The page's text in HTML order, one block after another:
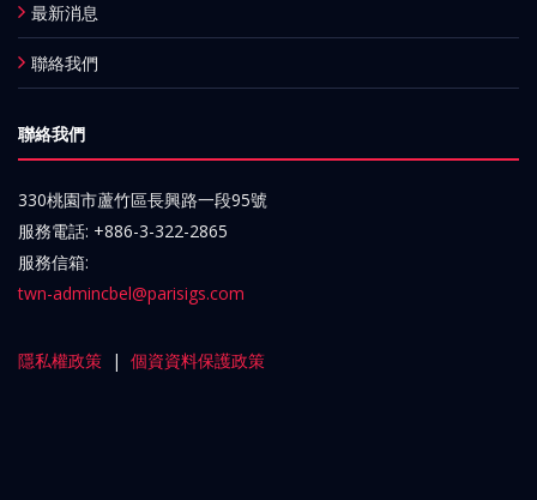
最新消息
聯絡我們
聯絡我們
330桃園市蘆竹區長興路一段95號
服務電話: +886-3-322-2865
服務信箱:
twn-admincbel@parisigs.com
隱私權政策 | 個資資料保護政策